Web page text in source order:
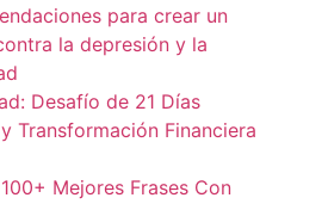
para crear un
la depresión y la
Desafío de 21 Días
Transformación Financiera
Mejores Frases Con